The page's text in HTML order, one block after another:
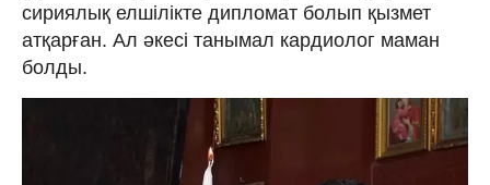
сириялық елшілікте дипломат болып қызмет
атқарған. Ал әкесі танымал кардиолог маман
болды.